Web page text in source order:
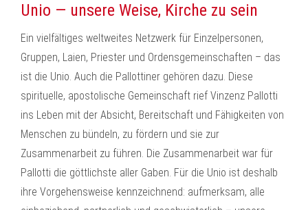
Unio — unsere Weise, Kirche zu sein
Ein vielfältiges weltweites Netzwerk für Einzelpersonen,
Gruppen, Laien, Priester und Ordensgemeinschaften – das
ist die Unio. Auch die Pallottiner gehören dazu. Diese
spirituelle, apostolische Gemeinschaft rief Vinzenz Pallotti
ins Leben mit der Absicht, Bereitschaft und Fähigkeiten von
Menschen zu bündeln, zu fördern und sie zur
Zusammenarbeit zu führen. Die Zusammenarbeit war für
Pallotti die göttlichste aller Gaben. Für die Unio ist deshalb
ihre Vorgehensweise kennzeichnend: aufmerksam, alle